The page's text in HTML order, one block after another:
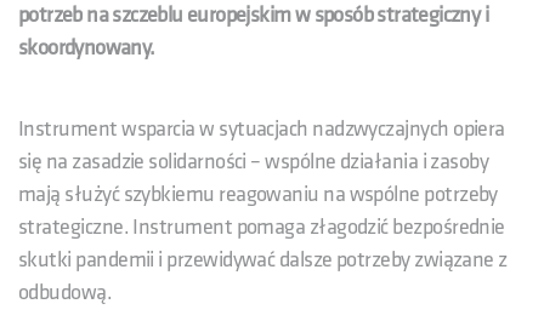
potrzeb na szczeblu europejskim w sposób strategiczny i
skoordynowany.
Instrument wsparcia w sytuacjach nadzwyczajnych opiera
się na zasadzie solidarności – wspólne działania i zasoby
mają służyć szybkiemu reagowaniu na wspólne potrzeby
strategiczne. Instrument pomaga złagodzić bezpośrednie
skutki pandemii i przewidywać dalsze potrzeby związane z
odbudową.